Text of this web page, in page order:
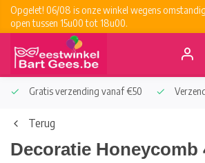
Opgelet! 06/08 is onze winkel wegens
open tussen 15u00 tot 18u00.
Gratis verzending vanaf €50
Terug
Decoratie Honeycomb